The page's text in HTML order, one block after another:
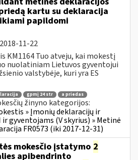
kartu su deklaracija
papildomi
2018-11-22
KM1164 Tuo atveju, kai mokestį
nuolatiniam Lietuvos gyventojui
valstybėje, kuri yra ES
gpmį 24 str
a priedas
žinyno kategorijos:
» Įmonių deklaracijų ir
gyventojams (V skyrius) » Metinė
FR0573 (iki 2017-12-31)
mokesčio įstatymo 2
apibendrinto